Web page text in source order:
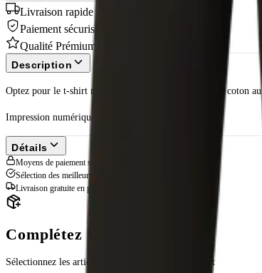
Livraison rapide
Paiement sécurisé
Qualité Prémium
Description
Optez pour le t-shirt noir premium pour femme 100% coton
Impression numérique.
Détails
Moyens de paiement sécurisés
Sélection des meilleurs produits textiles
Livraison gratuite en point relais à partir de 79€
Complétez votre look
Sélectionnez les articles à ajouter avec votre produit